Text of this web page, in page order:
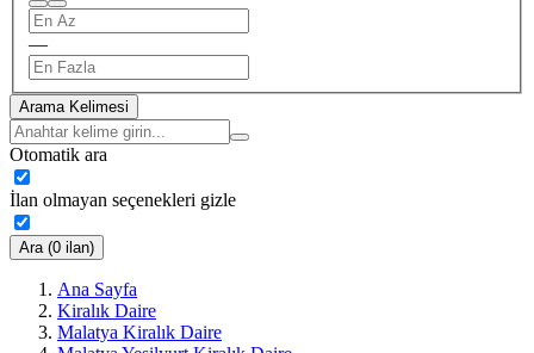
—
Arama Kelimesi
Otomatik ara
İlan olmayan seçenekleri gizle
Ara (0 ilan)
Ana Sayfa
Kiralık Daire
Malatya Kiralık Daire